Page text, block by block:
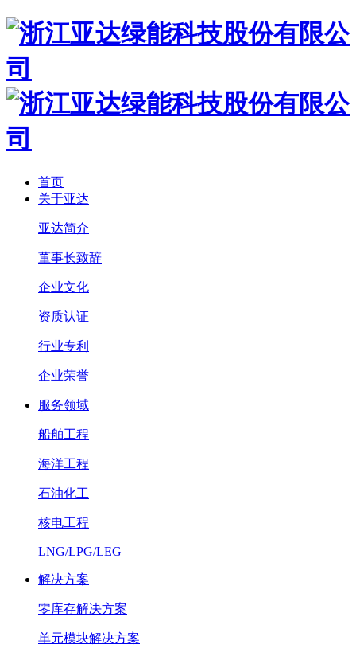
首页
关于亚达
亚达简介
董事长致辞
企业文化
资质认证
行业专利
企业荣誉
服务领域
船舶工程
海洋工程
石油化工
核电工程
LNG/LPG/LEG
解决方案
零库存解决方案
单元模块解决方案